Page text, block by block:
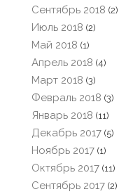
Сентябрь 2018 (2)
Июль 2018 (2)
Май 2018 (1)
Апрель 2018 (4)
Март 2018 (3)
Февраль 2018 (3)
Январь 2018 (11)
Декабрь 2017 (5)
Ноябрь 2017 (1)
Октябрь 2017 (11)
Сентябрь 2017 (2)